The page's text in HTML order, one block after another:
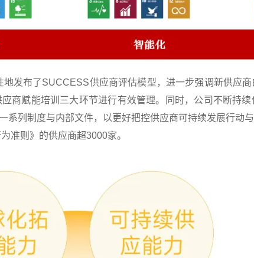
发布了SUCCESS供应商评估模型，进一步强调新供应
商赋能培训三大环节进行有效管理。同时，公司不断持
系列制度与内部文件，以更好把控供应商可持续发展行动
准则》的供应商超3000家。